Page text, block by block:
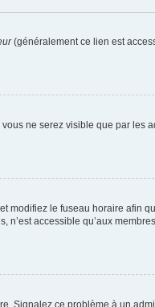
(généralement ce lien est
ne serez visible que par les
modifiez le fuseau horaire afin
accessible qu’aux
Signalez ce problème à un